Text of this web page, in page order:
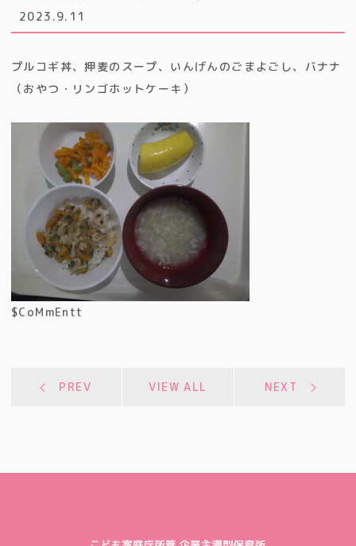
2023.9.11
プルコギ丼、押麦のスープ、いんげんのごまよごし、バナナ
（おやつ・リンゴホットケーキ）
$CoMmEntt
PREV VIEW ALL NEXT